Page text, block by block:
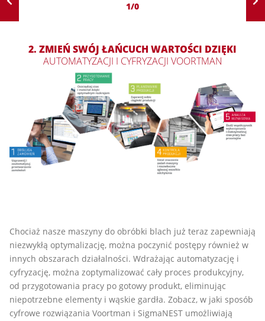
1/0
2. ZMIEŃ SWÓJ ŁAŃCUCH WARTOŚCI DZIĘKI
AUTOMATYZACJI I CYFRYZACJI VOORTMAN
Chociaż nasze maszyny do obróbki blach już teraz zapewniają
niezwykłą optymalizację, można poczynić postępy również w
innych obszarach działalności. Wdrażając automatyzację i
cyfryzację, można zoptymalizować cały proces produkcyjny,
od przygotowania pracy po gotowy produkt, eliminując
niepotrzebne elementy i wąskie gardła. Zobacz, w jaki sposób
cyfrowe rozwiązania Voortman i SigmaNEST umożliwiają